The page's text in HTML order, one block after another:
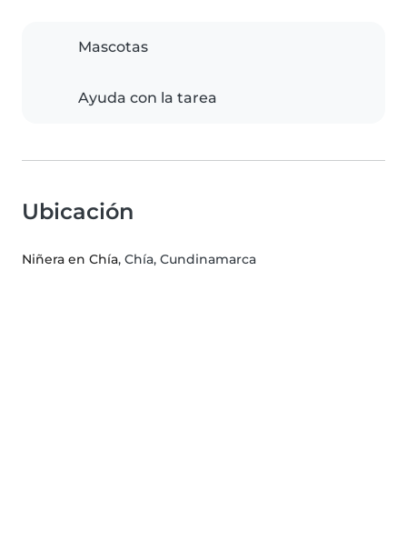
Mascotas
Ayuda con la tarea
Ubicación
Niñera en Chía, Chía, Cundinamarca